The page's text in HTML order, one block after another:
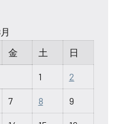
金 土 日
1 2
7 8 9